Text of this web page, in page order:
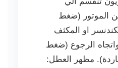
الموتور (ضغط
او المكثف
الرجوع (ضغط
مظهر العطل: